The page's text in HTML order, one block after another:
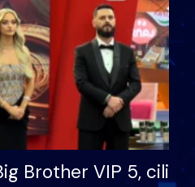
Brother VIP 5, cili